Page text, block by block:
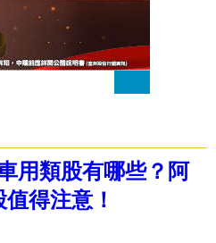
用類股有哪些？阿
得注意！